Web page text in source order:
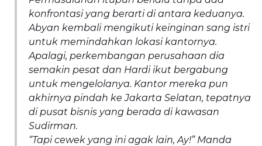
konfrontasi yang berarti di antara keduanya.
Abyan kembali mengikuti keinginan sang istri
untuk memindahkan lokasi kantornya.
Apalagi, perkembangan perusahaan dia
semakin pesat dan Hardi ikut bergabung
untuk mengelolanya. Kantor mereka pun
akhirnya pindah ke Jakarta Selatan, tepatnya
di pusat bisnis yang berada di kawasan
Sudirman.
“Tapi cewek yang ini agak lain, Ay!” Manda